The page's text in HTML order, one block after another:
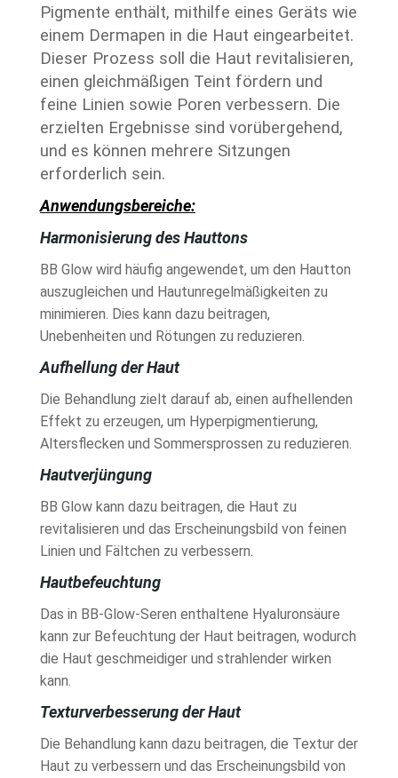
Pigmente enthält, mithilfe eines Geräts wie
einem Dermapen in die Haut eingearbeitet.
Dieser Prozess soll die Haut revitalisieren,
einen gleichmäßigen Teint fördern und
feine Linien sowie Poren verbessern. Die
erzielten Ergebnisse sind vorübergehend,
und es können mehrere Sitzungen
erforderlich sein.
Anwendungsbereiche:
Harmonisierung des Hauttons
BB Glow wird häufig angewendet, um den Hautton
auszugleichen und Hautunregelmäßigkeiten zu
minimieren. Dies kann dazu beitragen,
Unebenheiten und Rötungen zu reduzieren.
Aufhellung der Haut
Die Behandlung zielt darauf ab, einen aufhellenden
Effekt zu erzeugen, um Hyperpigmentierung,
Altersflecken und Sommersprossen zu reduzieren.
Hautverjüngung
BB Glow kann dazu beitragen, die Haut zu
revitalisieren und das Erscheinungsbild von feinen
Linien und Fältchen zu verbessern.
Hautbefeuchtung
Das in BB-Glow-Seren enthaltene Hyaluronsäure
kann zur Befeuchtung der Haut beitragen, wodurch
die Haut geschmeidiger und strahlender wirken
kann.
Texturverbesserung der Haut
Die Behandlung kann dazu beitragen, die Textur der
Haut zu verbessern und das Erscheinungsbild von